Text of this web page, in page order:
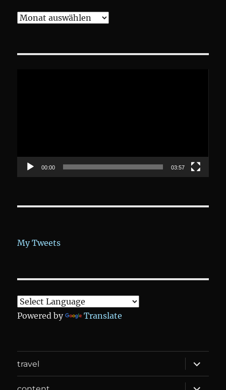
Archive
00:00 03:57
My Tweets
Powered by Translate
travel
expand
child
menu
expand